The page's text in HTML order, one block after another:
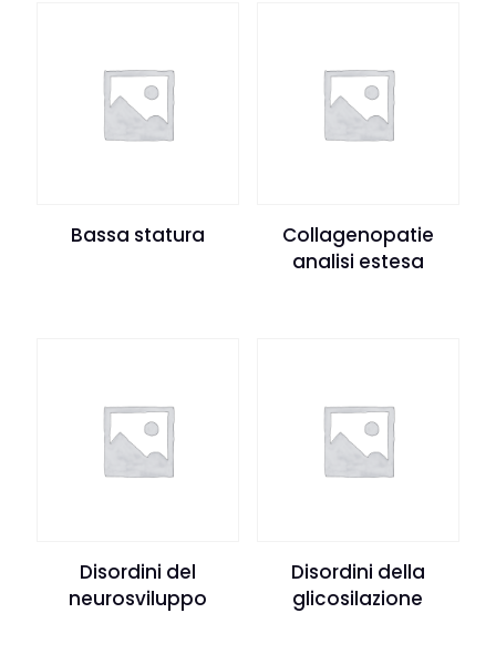
Bassa statura
Collagenopatie
analisi estesa
Disordini del
neurosviluppo
Disordini della
glicosilazione